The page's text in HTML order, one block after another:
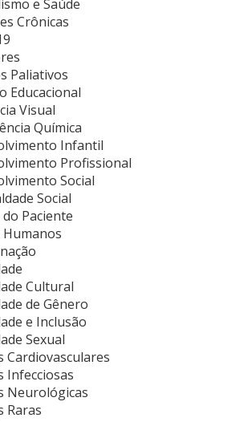
e Saúde
Crônicas
Paliativos
Educacional
Visual
Química
Infantil
Profissional
Social
Social
Paciente
Cultural
de Gênero
e Inclusão
Sexual
Cardiovasculares
Infecciosas
Neurológicas
Raras